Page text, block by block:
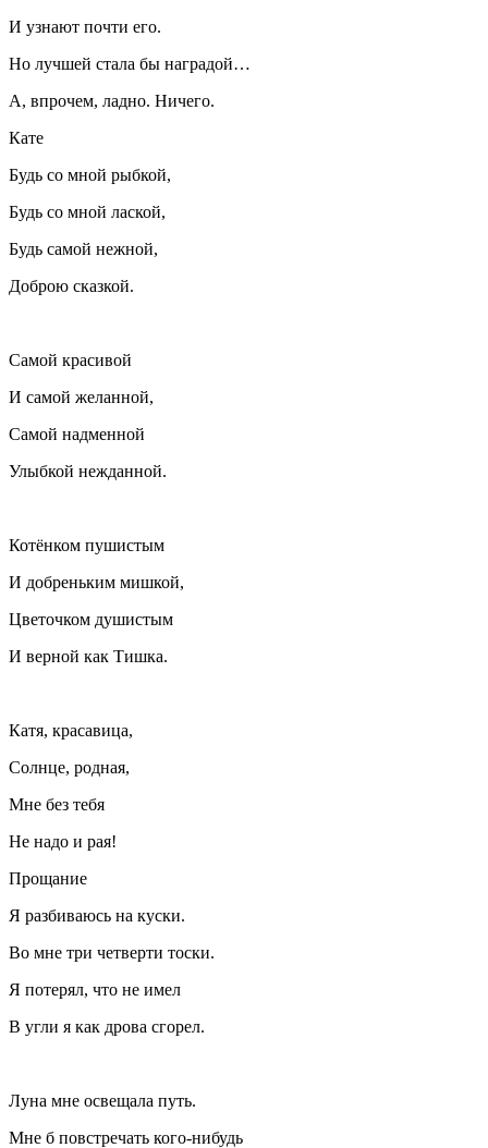
И узнают почти его.
Но лучшей стала бы наградой…
А, впрочем, ладно. Ничего.
Кате
Будь со мной рыбкой,
Будь со мной лаской,
Будь самой нежной,
Доброю сказкой.
Самой красивой
И самой желанной,
Самой надменной
Улыбкой нежданной.
Котёнком пушистым
И добреньким мишкой,
Цветочком душистым
И верной как Тишка.
Катя, красавица,
Солнце, родная,
Мне без тебя
Не надо и рая!
Прощание
Я разбиваюсь на куски.
Во мне три четверти тоски.
Я потерял, что не имел
В угли я как дрова сгорел.
Луна мне освещала путь.
Мне б повстречать кого-нибудь